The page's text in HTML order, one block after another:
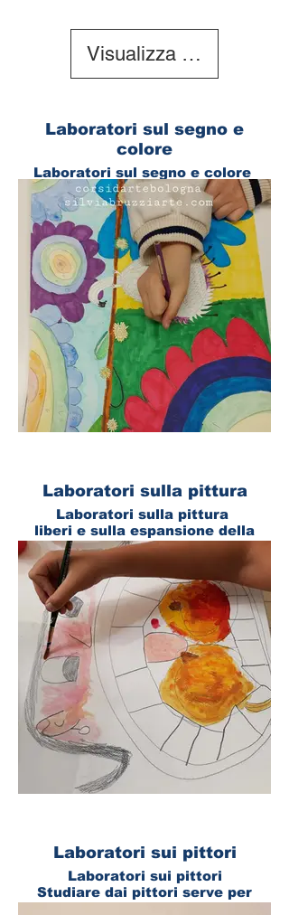
Visualizza dettagli
Laboratori sul segno e
colore
Laboratori sul segno e colore
Imparare a disegnare e colorare è
importante per realizzare quello
che si desidera creare sul foglio o
sulla tela.
Il segno che compone un disegno
e la teoria del colore che ci aiuta
a creare le sfumature e contrasti
meravigliosi.
Laboratori sulla pittura
Laboratori sulla pittura
liberi e sulla espansione della
figura
I Laboratori sulla pittura
prevedono il gioco con tutte le
tecniche pittoriche:
matite, gessetti, acquarelli, chine
e acrilico
Laboratori sui pittori
Laboratori sui pittori
Studiare dai pittori serve per